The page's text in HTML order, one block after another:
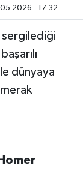
- 17:32
sergilediği
dünyaya